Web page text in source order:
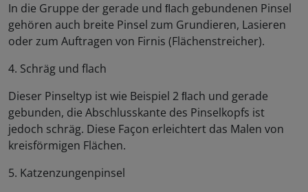
In die Gruppe der gerade und ﬂach gebundenen Pinsel
gehören auch breite Pinsel zum Grundieren, Lasieren
oder zum Auftragen von Firnis (Flächenstreicher).
4. Schräg und flach
Dieser Pinseltyp ist wie Beispiel 2 ﬂach und gerade
gebunden, die Abschlusskante des Pinselkopfs ist
jedoch schräg. Diese Façon erleichtert das Malen von
kreisförmigen Flächen.
5. Katzenzungenpinsel